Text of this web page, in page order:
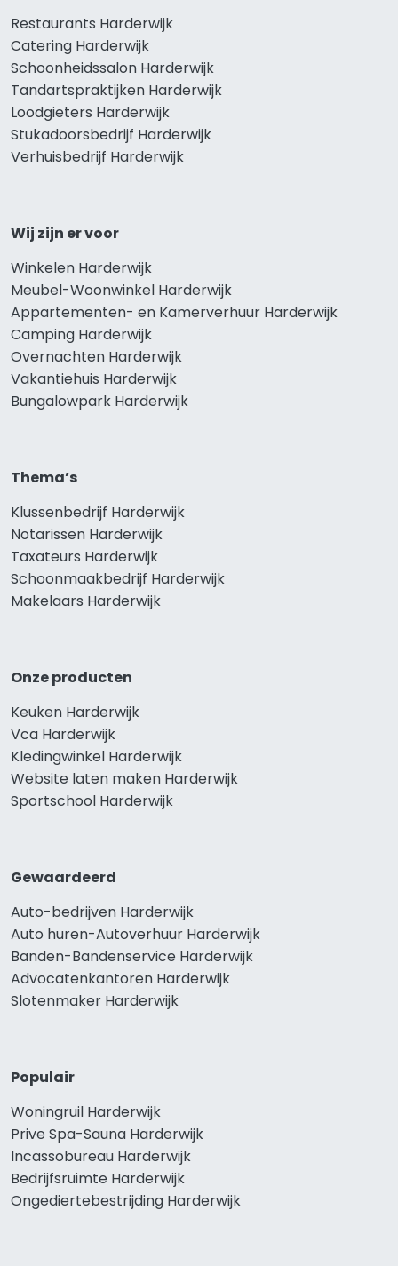
Restaurants Harderwijk
Catering Harderwijk
Schoonheidssalon Harderwijk
Tandartspraktijken Harderwijk
Loodgieters Harderwijk
Stukadoorsbedrijf Harderwijk
Verhuisbedrijf Harderwijk
Wij zijn er voor
Winkelen Harderwijk
Meubel-Woonwinkel Harderwijk
Appartementen- en Kamerverhuur Harderwijk
Camping Harderwijk
Overnachten Harderwijk
Vakantiehuis Harderwijk
Bungalowpark Harderwijk
Thema’s
Klussenbedrijf Harderwijk
Notarissen Harderwijk
Taxateurs Harderwijk
Schoonmaakbedrijf Harderwijk
Makelaars Harderwijk
Onze producten
Keuken Harderwijk
Vca Harderwijk
Kledingwinkel Harderwijk
Website laten maken Harderwijk
Sportschool Harderwijk
Gewaardeerd
Auto-bedrijven Harderwijk
Auto huren-Autoverhuur Harderwijk
Banden-Bandenservice Harderwijk
Advocatenkantoren Harderwijk
Slotenmaker Harderwijk
Populair
Woningruil Harderwijk
Prive Spa-Sauna Harderwijk
Incassobureau Harderwijk
Bedrijfsruimte Harderwijk
Ongediertebestrijding Harderwijk